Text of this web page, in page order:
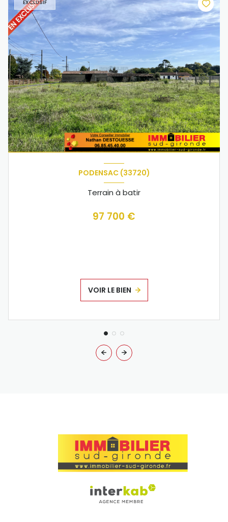
EXCLUSIF
PODENSAC (33720)
Terrain à batir
97 700 €
VOIR LE BIEN